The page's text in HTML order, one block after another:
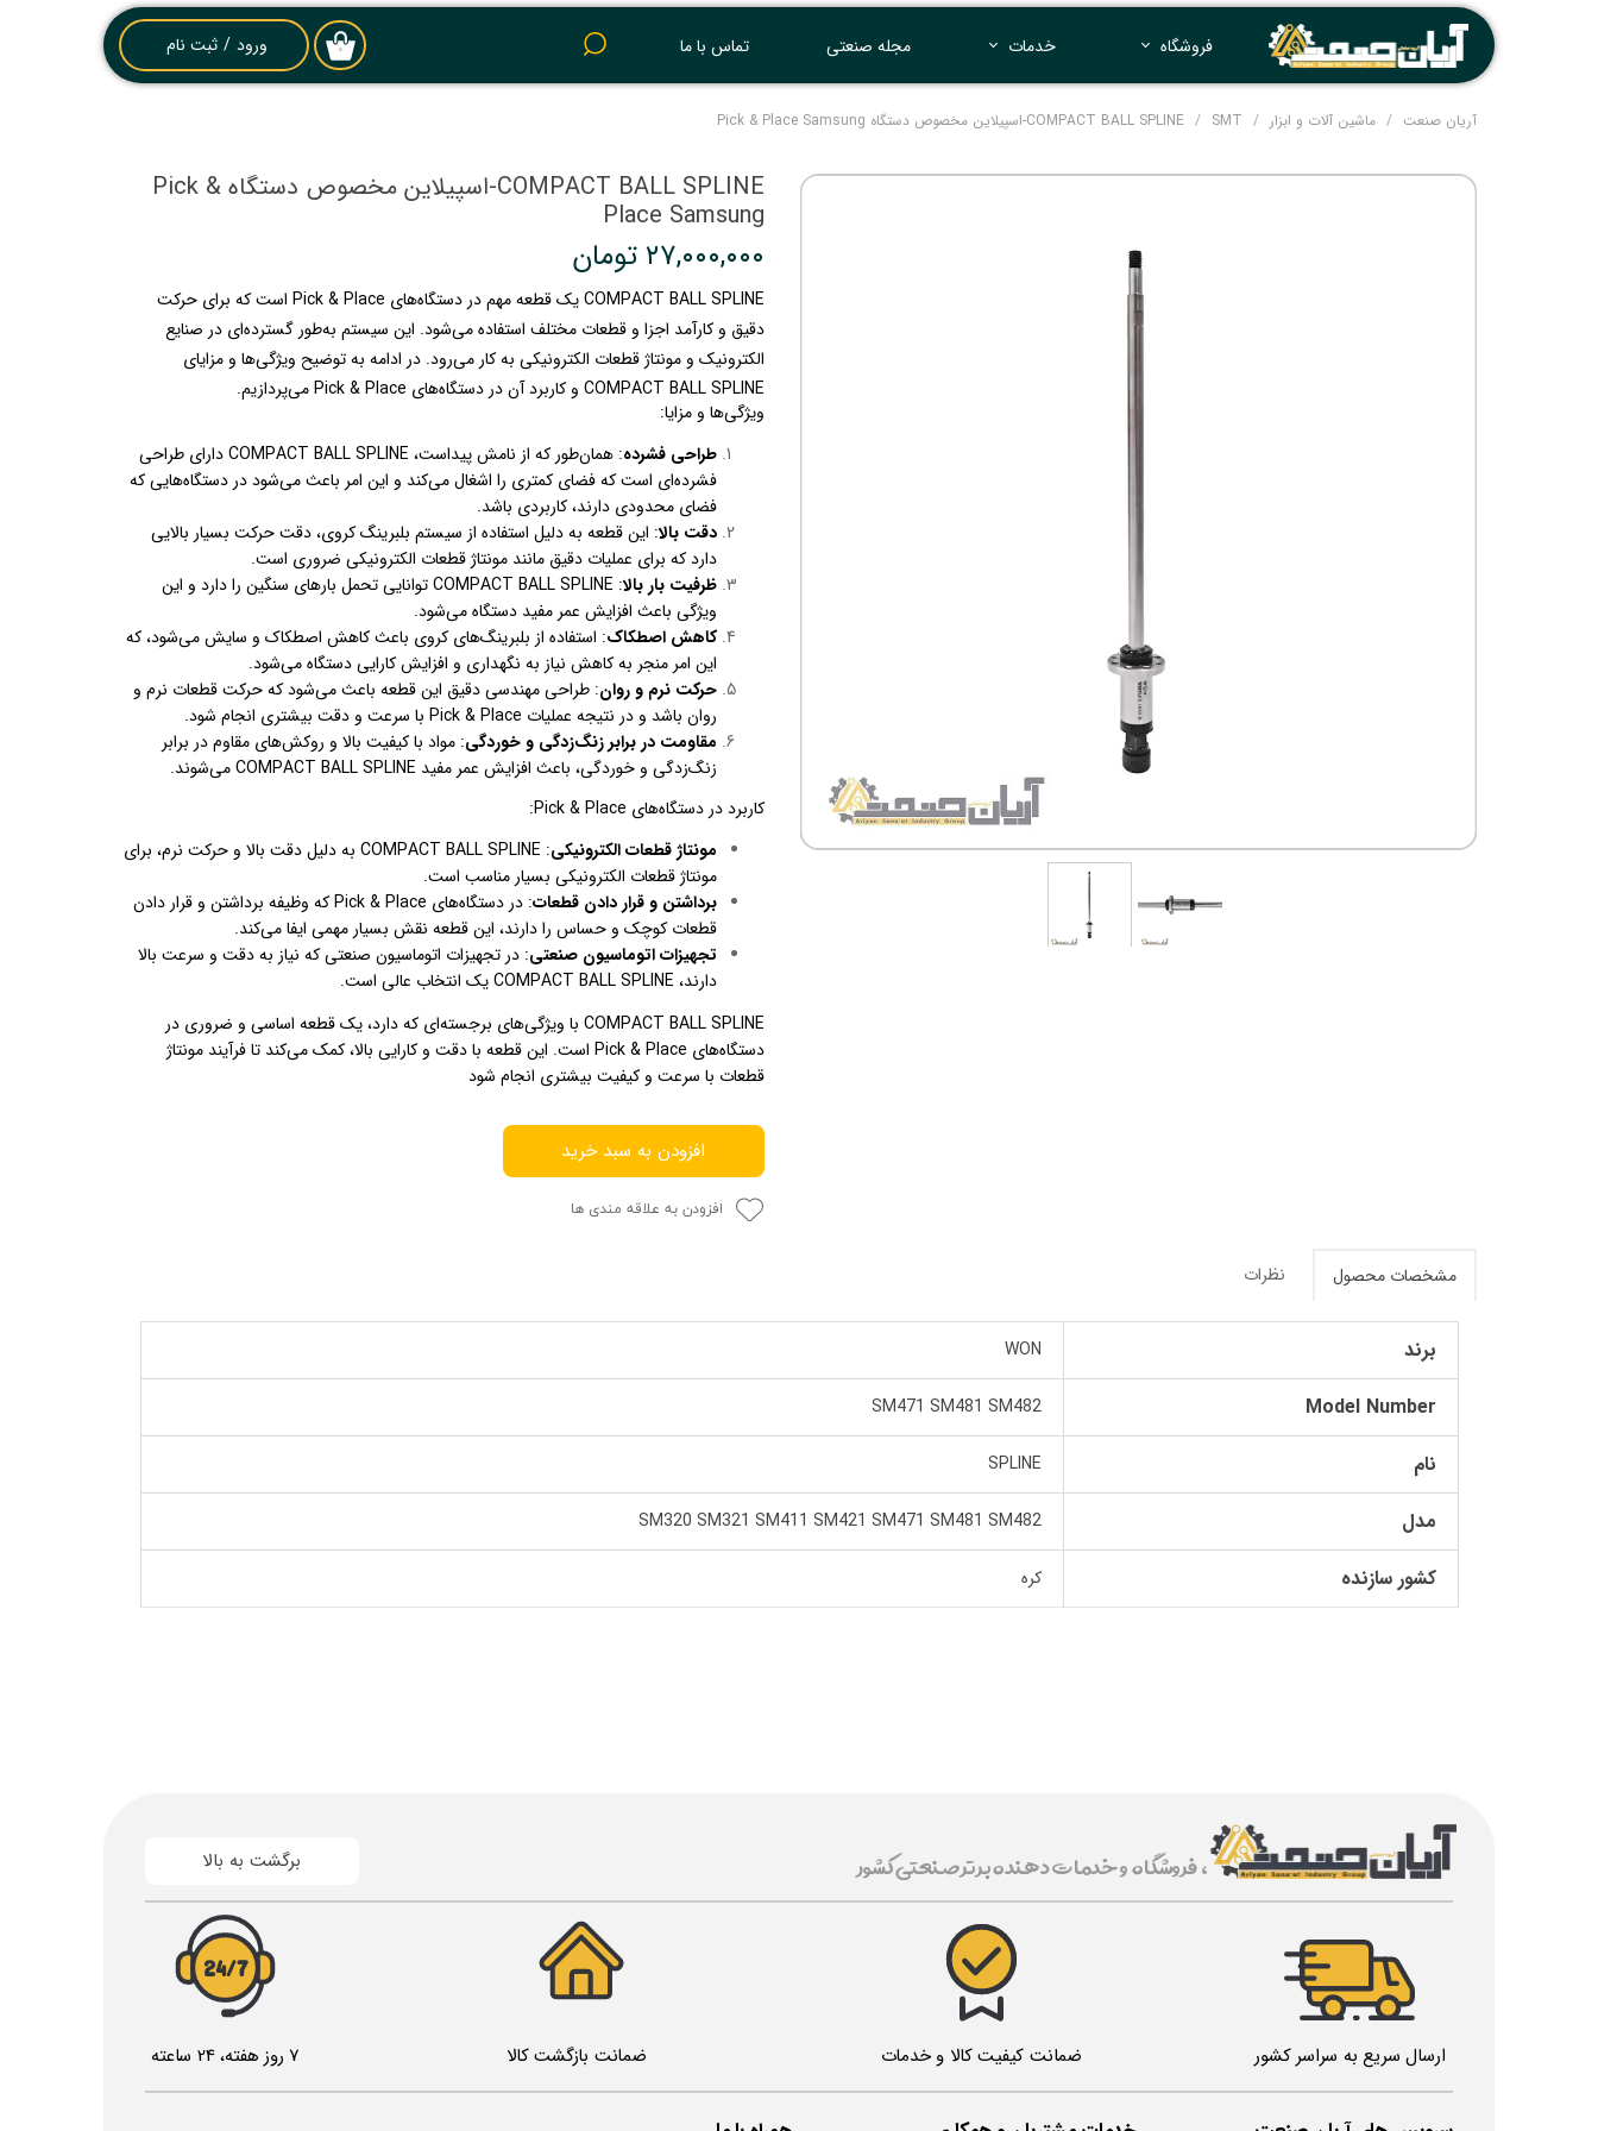
۰ ورود / ثبت نام
حساب کاربری من
سفارشات
فروشگاه خدمات مجله صنعتی تماس با ما
آریان صنعت ماشین آلات و ابزار SMT COMPACT BALL SPLINE-اسپیلاین مخصوص دستگاه Pick & Place Samsung
COMPACT BALL SPLINE-اسپیلاین مخصوص دستگاه Pick &
Place Samsung
۲۷,۰۰۰,۰۰۰ تومان
COMPACT BALL SPLINE یک قطعه مهم در دستگاه‌های Pick & Place است که برای حرکت
دقیق و کارآمد اجزا و قطعات مختلف استفاده می‌شود. این سیستم به‌طور گسترده‌ای در صنایع
الکترونیک و مونتاژ قطعات الکترونیکی به کار می‌رود. در ادامه به توضیح ویژگی‌ها و مزایای
COMPACT BALL SPLINE و کاربرد آن در دستگاه‌های Pick & Place می‌پردازیم.
ویژگی‌ها و مزایا:
طراحی فشرده
: همان‌طور که از نامش پیداست، COMPACT BALL SPLINE دارای طراحی
فشرده‌ای است که فضای کمتری را اشغال می‌کند و این امر باعث می‌شود در دستگاه‌هایی که
فضای محدودی دارند، کاربردی باشد.
دقت بالا: این قطعه به دلیل استفاده از سیستم بلبرینگ کروی، دقت حرکت بسیار بالایی
دارد که برای عملیات دقیق مانند مونتاژ قطعات الکترونیکی ضروری است.
ظرفیت بار بالا
: COMPACT BALL SPLINE توانایی تحمل بارهای سنگین را دارد و این
ویژگی باعث افزایش عمر مفید دستگاه می‌شود.
کاهش اصطکاک: استفاده از بلبرینگ‌های کروی باعث کاهش اصطکاک و سایش می‌شود، که
این امر منجر به کاهش نیاز به نگهداری و افزایش کارایی دستگاه می‌شود.
حرکت نرم و روان: طراحی مهندسی دقیق این قطعه باعث می‌شود که حرکت قطعات نرم و
روان باشد و در نتیجه عملیات Pick & Place با سرعت و دقت بیشتری انجام شود.
مقاومت در برابر زنگ‌زدگی و خوردگی: مواد با کیفیت بالا و روکش‌های مقاوم در برابر
زنگ‌زدگی و خوردگی، باعث افزایش عمر مفید COMPACT BALL SPLINE می‌شوند.
کاربرد در دستگاه‌های Pick & Place:
مونتاژ قطعات الکترونیکی
: COMPACT BALL SPLINE به دلیل دقت بالا و حرکت نرم، برای
مونتاژ قطعات الکترونیکی بسیار مناسب است.
برداشتن و قرار دادن قطعات
: در دستگاه‌های Pick & Place که وظیفه برداشتن و قرار دادن
قطعات کوچک و حساس را دارند، این قطعه نقش بسیار مهمی ایفا می‌کند.
تجهیزات اتوماسیون صنعتی: در تجهیزات اتوماسیون صنعتی که نیاز به دقت و سرعت بالا
دارند، COMPACT BALL SPLINE یک انتخاب عالی است.
COMPACT BALL SPLINE با ویژگی‌های برجسته‌ای که دارد، یک قطعه اساسی و ضروری در
دستگاه‌های Pick & Place است. این قطعه با دقت و کارایی بالا، کمک می‌کند تا فرآیند مونتاژ
قطعات با سرعت و کیفیت بیشتری انجام شود
افزودن به سبد خرید
افزودن به علاقه مندی ها
مشخصات محصول نظرات
برند WON
Model Number
SM471 SM481 SM482
نام SPLINE
مدل SM320 SM321 SM411 SM421 SM471 SM481 SM482
کشور سازنده کره
7 روز هفته، 24 ساعته ضمانت بازگشت کالا ضمانت کیفیت کالا و خدمات
برگشت به بالا ، فروشگاه و خدمات دهنده برتر صنعتی کشور
ارسال سریع به سراسر کشور
24/7